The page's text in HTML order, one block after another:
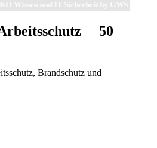
Wissen und IT-Sicherheit by GWS
50
Brandschutz und